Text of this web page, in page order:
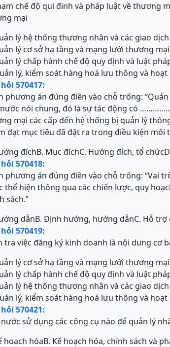
chế độ qui đinh và pháp luật về thương
mại
lý hệ thống thương nhân và các giao
lý cơ sở hạ tầng và mạng lưới thương mại
lý chấp hành chế độ quy định và luật
lý, kiểm soát hàng hoá lưu thông và
570417:
phương án đúng điền vào chỗ trống:
nói chung, đó là sự tác động có
mại các cấp đến hệ thống bị quản lý
đạt mục tiêu đã đặt ra trong điều kiện môi
đíchB. Mục đíchC. Hướng đích, tổ chức
570418:
phương án đúng điền vào chỗ trống:
thể hiện thông qua các chiến lược, quy
sách.”
dẫnB. Định hướng, hướng dẫnC. Hỗ
570419:
tra việc đăng ký kinh doanh là nội dung cơ
lý cơ sở hạ tầng và mạng lưới thương mại
lý chấp hành chế độ quy định và luật
lý hệ thống thương nhân và các giao
lý, kiểm soát hàng hoá lưu thông và
570421:
sử dụng các công cụ nào để quản lý
hoạch hóaB. Kế hoạch hóa, chính sách và